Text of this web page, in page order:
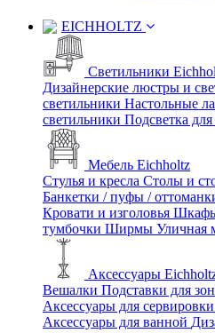
EICHHOLTZ
Светильники
Дизайнерские люстры и
светильники Настольные
светильники Подсветка
Мебель Eichholtz
Стулья и кресла Столы и
Банкетки / пуфы /
Кровати и изголовья
тумбочки Ширмы Уличная
Аксессуары
Вешалки Подставки для
Аксессуары для сервировки
Аксессуары для ванной